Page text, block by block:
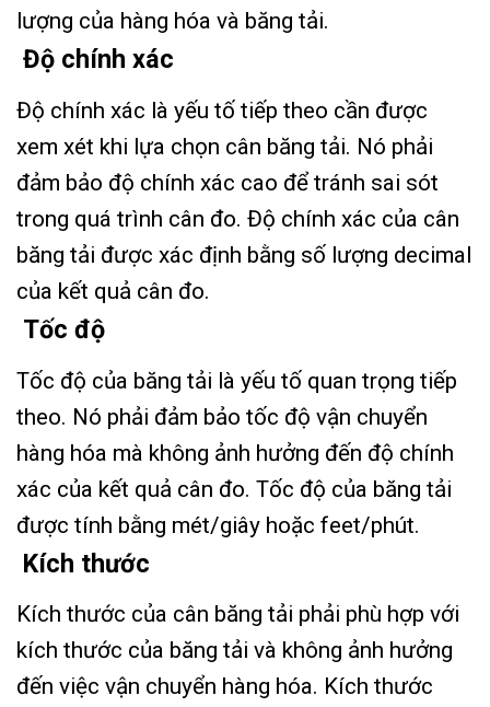
lượng của hàng hóa và băng tải.
Độ chính xác
Độ chính xác là yếu tố tiếp theo cần được
xem xét khi lựa chọn cân băng tải. Nó phải
đảm bảo độ chính xác cao để tránh sai sót
trong quá trình cân đo. Độ chính xác của cân
băng tải được xác định bằng số lượng decimal
của kết quả cân đo.
Tốc độ
Tốc độ của băng tải là yếu tố quan trọng tiếp
theo. Nó phải đảm bảo tốc độ vận chuyển
hàng hóa mà không ảnh hưởng đến độ chính
xác của kết quả cân đo. Tốc độ của băng tải
được tính bằng mét/giây hoặc feet/phút.
Kích thước
Kích thước của cân băng tải phải phù hợp với
kích thước của băng tải và không ảnh hưởng
đến việc vận chuyển hàng hóa. Kích thước